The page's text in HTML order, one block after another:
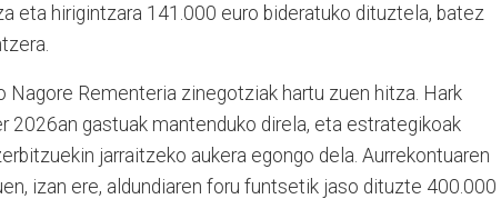
eta hirigintzara 141.000 euro bideratuko dituztela, batez
Nagore Rementeria zinegotziak hartu zuen hitza. Hark
2026an gastuak mantenduko direla, eta estrategikoak
jarraitzeko aukera egongo dela. Aurrekontuaren
izan ere, aldundiaren foru funtsetik jaso dituzte 400.000